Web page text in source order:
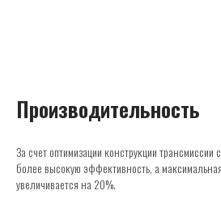
Производительность
За счет оптимизации конструкции трансмиссии
более высокую эффективность, а
увеличивается на 20%.